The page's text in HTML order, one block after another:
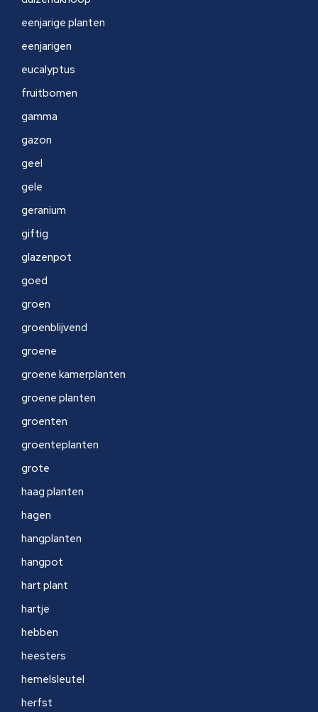
eenjarige planten
eenjarigen
eucalyptus
fruitbomen
gamma
gazon
geel
gele
geranium
giftig
glazenpot
goed
groen
groenblijvend
groene
groene kamerplanten
groene planten
groenten
groenteplanten
grote
haag planten
hagen
hangplanten
hangpot
hart plant
hartje
hebben
heesters
hemelsleutel
herfst